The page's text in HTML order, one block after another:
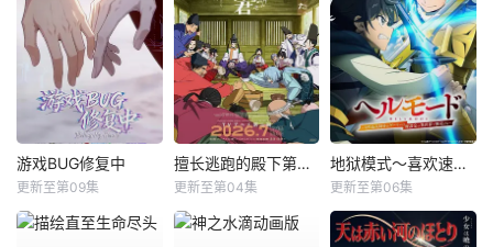
游戏BUG修复中
更新至第09集
擅长逃跑的殿下第二季
更新至第04集
地狱模式～喜欢速通游戏的玩家在废设定异世界无双～第2季
更新至第06集